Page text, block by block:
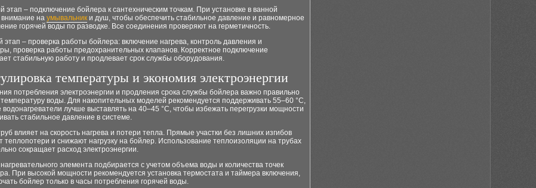
– подключение бойлера к сантехническим точкам. При установке в ванной
на умывальник и душ, чтобы обеспечить стабильное давление и равномерное
горячей воды по разводке. Все соединения проверяют на герметичность.
– проверка работы бойлера: включение нагрева, контроль давления и
проверка работы предохранительных клапанов. Корректное подключение
стабильную работу и продлевает срок службы оборудования.
температуры и экономия электроэнергии
потребления электроэнергии и продления срока службы бойлера важно правильно
воды. Для накопительных моделей рекомендуется поддерживать 55–60 °C,
лучше выставлять на 40–45 °C, чтобы избежать перегрузки мощности
стабильное давление в системе.
влияет на скорость нагрева и потери тепла. Прямые участки без лишних изгибов
и снижают нагрузку на бойлер. Использование теплоизоляции на трубах
сокращает расход электроэнергии.
элемента подбирается с учетом объема воды и количества точек
При высокой мощности рекомендуется установка термостата и таймера включения,
бойлер только в часы потребления горячей воды.